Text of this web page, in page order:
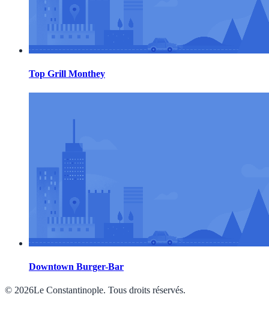
Top Grill Monthey
Downtown Burger-Bar
© 2026Le Constantinople. Tous droits réservés.